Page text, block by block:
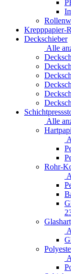
Krepppapier-
Deckschieber
Alle
Alle
Rohr-